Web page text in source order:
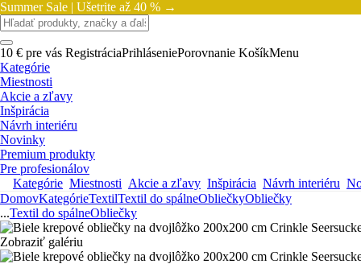
Summer Sale | Ušetrite až 40 % →
10 € pre vás RegistráciaPrihláseniePorovnanie KošíkMenu
Kategórie
Miestnosti
Akcie a zľavy
Inšpirácia
Návrh interiéru
Novinky
Premium produkty
Pre profesionálov
Kategórie Miestnosti Akcie a zľavy Inšpirácia Návrh interiéru
DomovKategórieTextilTextil do spálneObliečkyObliečky
...Textil do spálneObliečky
Zobraziť galériu